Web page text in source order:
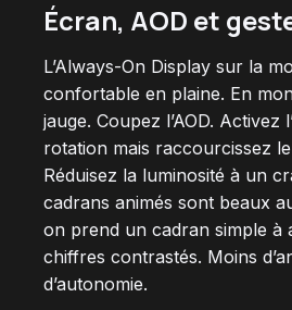
Écran, AOD et
L’Always-On Display sur la
confortable en plaine. En
jauge. Coupez l’AOD. Activez
rotation mais raccourcissez le
Réduisez la luminosité à un
cadrans animés sont beaux
on prend un cadran simple à
chiffres contrastés. Moins
d’autonomie.